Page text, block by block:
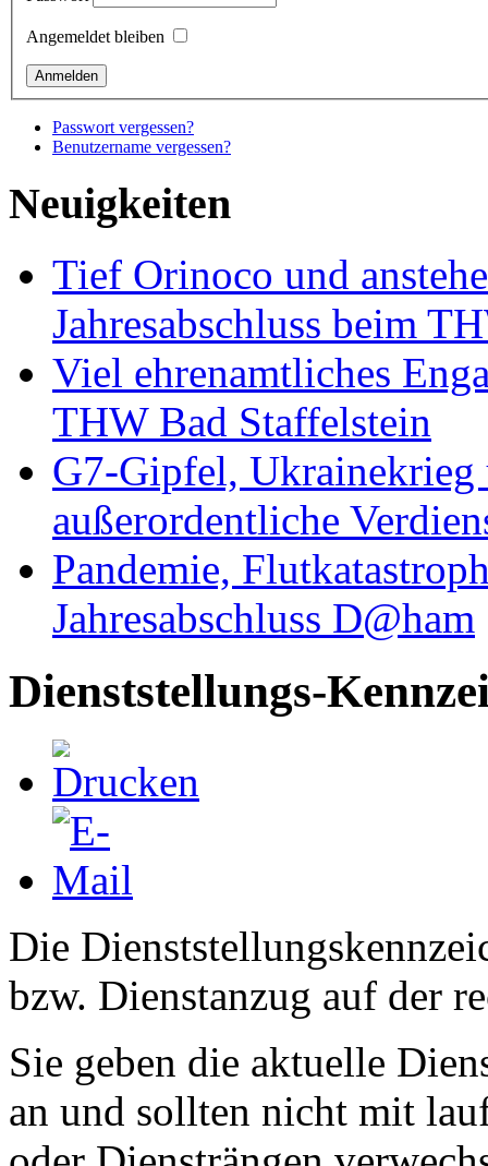
Angemeldet bleiben
Passwort vergessen?
Benutzername vergessen?
Neuigkeiten
Tief Orinoco und
Jahresabschluss beim
Viel ehrenamtliches
THW Bad Staffelstein
G7-Gipfel, Ukrainekrieg
außerordentliche
Pandemie,
Jahresabschluss D@ham
Dienststellungs-
Die
bzw. Dienstanzug auf der
Sie geben die aktuelle
an und sollten nicht mit